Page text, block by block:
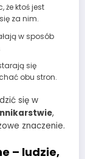
że ktoś jest
za nim.
w sposób
się
obu stron.
się w
,
znaczenie.
– ludzie,